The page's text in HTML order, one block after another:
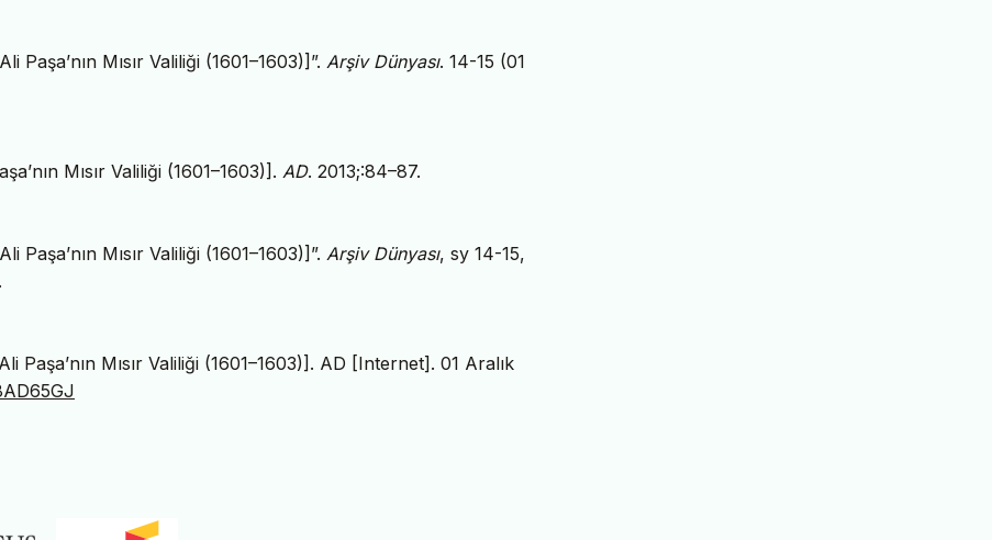
Mısır Valiliği (1601–1603)]”. Arşiv Dünyası. 14-15 (01
Mısır Valiliği (1601–1603)]. AD. 2013;:84–87.
Mısır Valiliği (1601–1603)]”. Arşiv Dünyası, sy 14-15,
.
Paşa’nın Mısır Valiliği (1601–1603)]. AD [Internet]. 01 Aralık